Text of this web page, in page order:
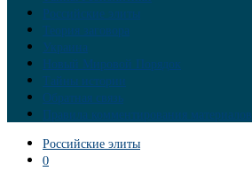
Российские элиты
Теория заговора
Украина
Новый Мировой Порядок
Тайны истории
Обратная связь
Правила комментирования материалов
Российские элиты
0